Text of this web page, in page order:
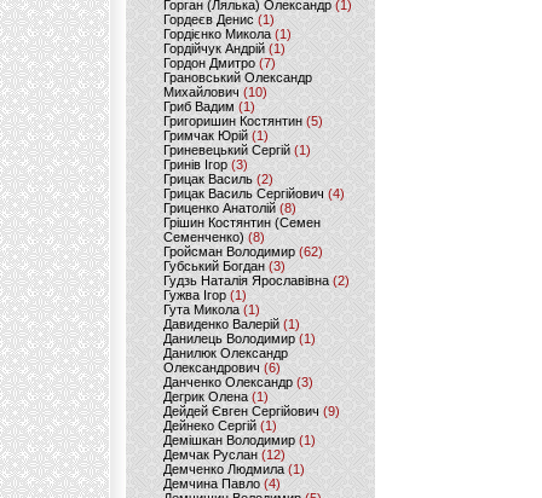
Горган (Лялька) Олександр(1)
Гордеєв Денис (1)
Гордієнко Микола (1)
Гордійчук Андрій (1)
Гордон Дмитро (7)
Грановський Олександр
Михайлович (10)
Гриб Вадим (1)
Григоришин Костянтин (5)
Гримчак Юрій(1)
Гриневецький Сергій(1)
Гринів Ігор (3)
Грицак Василь (2)
Грицак Василь Сергійович (4)
Гриценко Анатолій (8)
Грішин Костянтин (Семен
Семенченко)(8)
Гройсман Володимир(62)
Губський Богдан (3)
Гудзь Наталія Ярославівна(2)
Гужва Ігор (1)
Гута Микола (1)
Давиденко Валерій (1)
Данилець Володимир(1)
Данилюк Олександр
Олександрович (6)
Данченко Олександр (3)
Дегрик Олена(1)
Дейдей Євген Сергійович(9)
Дейнеко Сергій (1)
Демішкан Володимир(1)
Демчак Руслан (12)
Демченко Людмила (1)
Демчина Павло (4)